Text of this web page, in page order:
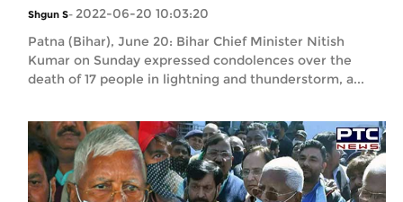
Shgun S- 2022-06-20 10:03:20
Patna (Bihar), June 20: Bihar Chief Minister Nitish
Kumar on Sunday expressed condolences over the
death of 17 people in lightning and thunderstorm, a...